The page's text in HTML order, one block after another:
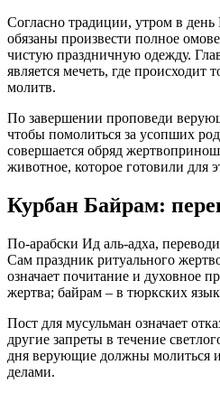
Согласно традиции, утром в
обязаны произвести полное
чистую праздничную одежду.
является мечеть, где происходит
молитв.
По завершении проповеди
чтобы помолиться за усопших
совершается обряд
животное, которое готовили для
Курбан Байрам:
По-арабски Ид аль-адха,
Сам праздник ритуального
означает почитание и духовное
жертва; байрам – в тюркских
Пост для мусульман означает
другие запреты в течение
дня верующие должны молиться
делами.